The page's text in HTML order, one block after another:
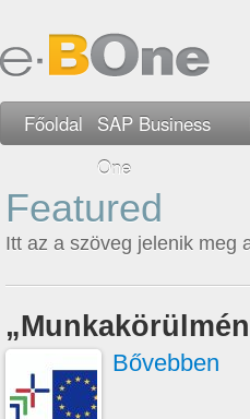
Főoldal
SAP Business
One
Featured
Itt az a szöveg jelenik meg
Bővebben